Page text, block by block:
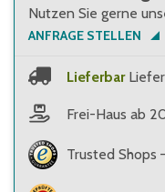
Nutzen Sie gerne
ANFRAGE STELLEN
Lieferbar
Frei-Haus ab
Trusted Shops